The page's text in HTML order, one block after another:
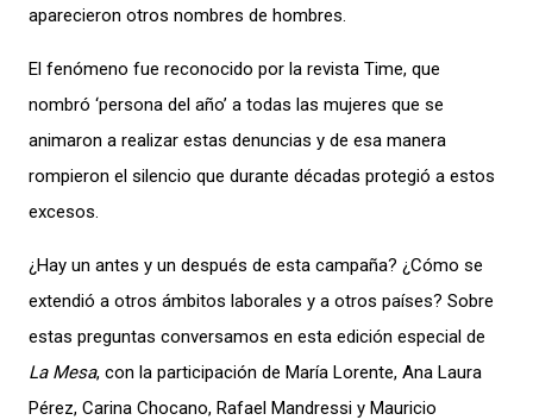
aparecieron otros nombres de hombres.
El fenómeno fue reconocido por la revista Time, que
nombró ‘persona del año’ a todas las mujeres que se
animaron a realizar estas denuncias y de esa manera
rompieron el silencio que durante décadas protegió a estos
excesos.
¿Hay un antes y un después de esta campaña? ¿Cómo se
extendió a otros ámbitos laborales y a otros países? Sobre
estas preguntas conversamos en esta edición especial de
La Mesa, con la participación de María Lorente, Ana Laura
Pérez, Carina Chocano, Rafael Mandressi y Mauricio